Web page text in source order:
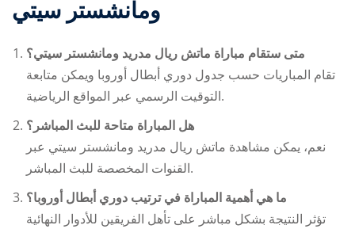
ومانشستر سيتي
متى ستقام مباراة ماتش ريال مدريد ومانشستر سيتي؟
تقام المباريات حسب جدول دوري أبطال أوروبا ويمكن متابعة
التوقيت الرسمي عبر المواقع الرياضية.
هل المباراة متاحة للبث المباشر؟
نعم، يمكن مشاهدة ماتش ريال مدريد ومانشستر سيتي عبر
القنوات المخصصة للبث المباشر.
ما هي أهمية المباراة في ترتيب دوري أبطال أوروبا؟
تؤثر النتيجة بشكل مباشر على تأهل الفريقين للأدوار النهائية